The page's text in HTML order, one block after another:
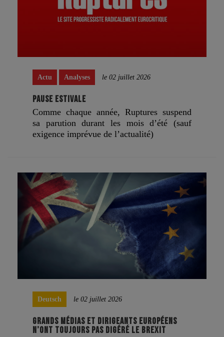
Actu Analyses le 02 juillet 2026
PAUSE ESTIVALE
Comme chaque année, Ruptures suspend
sa parution durant les mois d’été (sauf
exigence imprévue de l’actualité)
Deutsch le 02 juillet 2026
GRANDS MÉDIAS ET DIRIGEANTS EUROPÉENS
N’ONT TOUJOURS PAS DIGÉRÉ LE BREXIT